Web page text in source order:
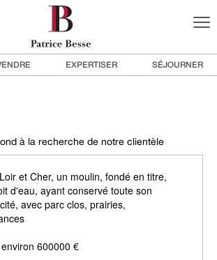
EXPERTISER SÉJOURNER
à la recherche de notre clientèle
et Cher, un moulin, fondé en titre,
d'eau, ayant conservé toute son
avec parc clos, prairies,
600000 €